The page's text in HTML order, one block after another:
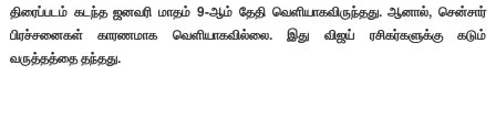
திரைப்படம் கடந்த ஜனவரி மாதம் 9-ஆம் தேதி வெளியாகவிருந்தது. ஆனால், சென்சார்
பிரச்சனைகள் காரணமாக வெளியாகவில்லை. இது விஜய் ரசிகர்களுக்கு கடும்
வருத்தத்தை தந்தது.